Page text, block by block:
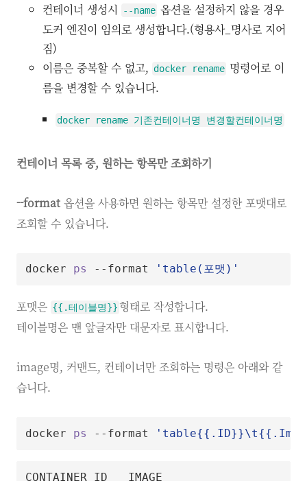
컨테이너 생성시
--name 옵션을 설정하지 않을 경우
도커 엔진이 임의로 생성합니다.(형용사_명사로 지어
짐)
이름은 중복할 수 없고, docker rename 명령어로 이
름을 변경할 수 있습니다.
docker rename 기존컨테이너명 변경할컨테이너명
컨테이너 목록 중, 원하는 항목만 조회하기
--format 옵션을 사용하면 원하는 항목만 설정한 포맷대로
조회할 수 있습니다.
docker ps --format 'table(포맷)'
포맷은 {{.테이블명}} 형태로 작성합니다.
테이블명은 맨 앞글자만 대문자로 표시합니다.
image명, 커맨드, 컨테이너만 조회하는 명령은 아래와 같
습니다.
docker ps --format
CONTAINER ID   IMAGE